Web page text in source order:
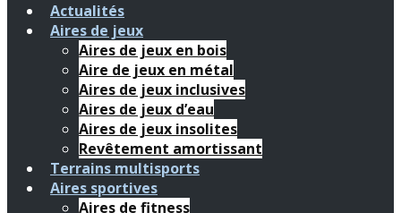
Actualités
Aires de jeux
Aires de jeux en bois
Aire de jeux en métal
Aires de jeux inclusives
Aires de jeux d’eau
Aires de jeux insolites
Revêtement amortissant
Terrains multisports
Aires sportives
Aires de fitness